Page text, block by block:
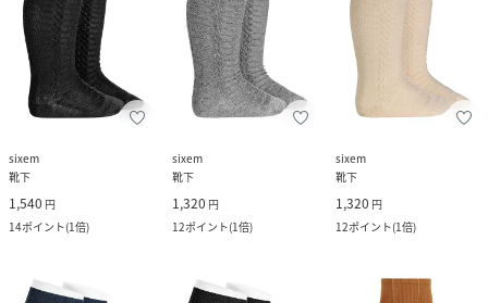
sixem
靴下
1,540 円
14ポイント(1倍)
sixem
靴下
1,320 円
12ポイント(1倍)
sixem
靴下
1,320 円
12ポイント(1倍)